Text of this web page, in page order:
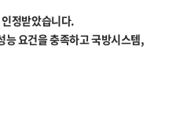
정받았습니다.
능 요건을 충족하고 국방시스템,